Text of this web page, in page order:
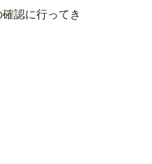
認に行ってき